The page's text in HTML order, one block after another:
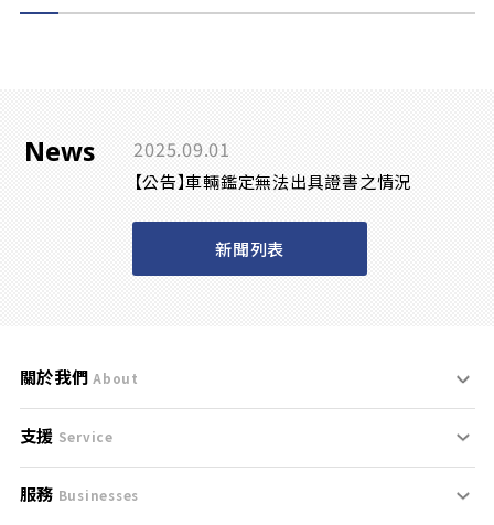
News 2025.09.01
【公告】車輛鑑定無法出具證書之情況
新聞列表
關於我們 About
刊登規範
服務條款
支援 Service
支援中心
服務 Businesses